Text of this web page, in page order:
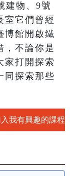
建物、9號
室它們曾經
博館開啟鐵
，不論你是
家打開探索
同探索那些
我有興趣的課程